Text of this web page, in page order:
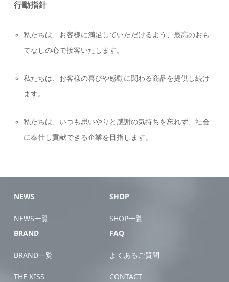
行動指針
私たちは、お客様に満足していただけるよう、最高のおも
てなしの心で接客いたします。
私たちは、お客様の喜びや感動に関わる商品を提供し続け
ます。
私たちは、いつも思いやりと感謝の気持ちを忘れず、社会
に奉仕し貢献できる企業を目指します。
NEWS
NEWS一覧
SHOP
SHOP一覧
BRAND
BRAND一覧
THE KISS
FAQ
よくあるご質問
CONTACT